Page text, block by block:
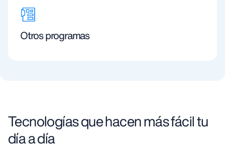
Otros programas
Tecnologías que hacen más fácil tu
día a día